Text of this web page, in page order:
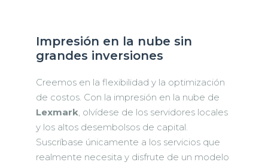
Impresión en la nube sin
grandes inversiones
Creemos en la flexibilidad y la optimización
de costos. Con la impresión en la nube de
Lexmark , olvídese de los servidores locales
y los altos desembolsos de capital.
Suscríbase únicamente a los servicios que
realmente necesita y disfrute de un modelo